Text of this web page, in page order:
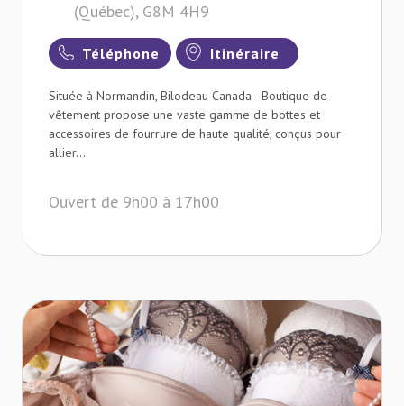
(Québec), G8M 4H9
Téléphone Itinéraire
Située à Normandin, Bilodeau Canada - Boutique de
vêtement propose une vaste gamme de bottes et
accessoires de fourrure de haute qualité, conçus pour
allier...
Ouvert de 9h00 à 17h00